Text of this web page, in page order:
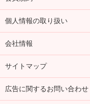
個人情報の取り扱い
会社情報
サイトマップ
広告に関するお問い合わせ